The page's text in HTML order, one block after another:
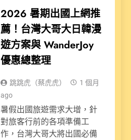
2026 暑期出國上網推
薦！台灣大哥大日韓漫
遊方案與 WanderJoy
優惠總整理
跳跳虎（蔡虎虎）
1 個月
ago
暑假出國旅遊需求大增，針
對旅客行前的各項準備工
作，台灣大哥大將出國必備